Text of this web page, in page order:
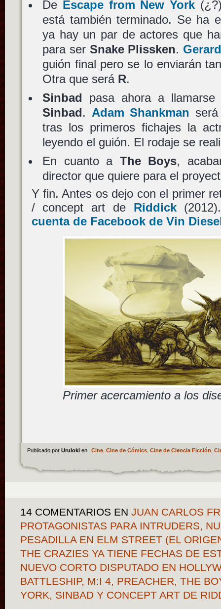
De Escape from New York(¿?)
está también terminado. Se ha
ya hay un par de actores que
para ser Snake Plissken.
guión final pero se lo enviarán
Otra que será R.
Sinbad pasa ahora a
Sinbad. Adam Shankman
tras los primeros fichajes la
leyendo el guión. El rodaje se
En cuanto a The Boys,
director que quiere para el
Y fin. Antes os dejo con el primer
/ concept art de Riddick
cuenta de Facebook de Vin
Primer acercamiento a los
Publicado por Uruloki en Cine, Cine de Cómics, Cine de Ciencia Ficción
14 COMENTARIOS EN JUAN CARLOS
PROTAGONISTAS PARA INTRUDERS,
PESADILLA EN ELM STREET (EL
THE CRAZIES YA TIENE FECHAS DE
NUEVO CORTO DISPUTADO EN
BATTLESHIP, M:I 4, PREACHER, THE
YORK, SINBAD Y CONCEPT ART DE